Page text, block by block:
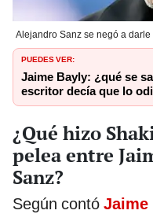
Alejandro Sanz se negó a
PUEDES VER:
Jaime Bayly: ¿qué se
escritor decía que lo
¿Qué hizo
pelea entre
Sanz?
Según contó Jaime